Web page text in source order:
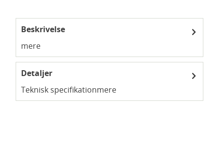
Beskrivelse
mere
Detaljer
Teknisk specifikationmere